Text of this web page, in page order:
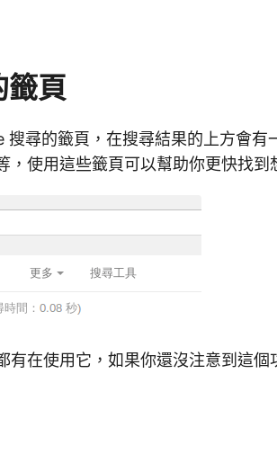
籤頁
尋的籤頁，在搜尋結果的上方會有
，使用這些籤頁可以幫助你更快找到
有在使用它，如果你還沒注意到這個